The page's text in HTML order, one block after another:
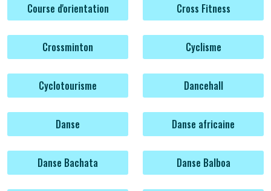
Course d'orientation Cross Fitness
Crossminton Cyclisme
Cyclotourisme Dancehall
Danse Danse africaine
Danse Bachata Danse Balboa